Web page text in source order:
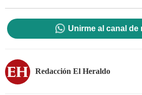
Unirme al canal de
Redacción El Heraldo